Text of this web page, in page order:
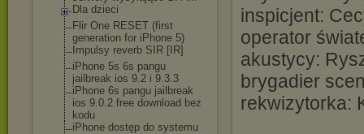
Dla dzieci
Flir One RESET (first
generation for iPhone 5)
Impulsy reverb SIR [IR]
iPhone 5s 6s pangu
jailbreak ios 9.2 i 9.3.3
iPhone 6s pangu jailbreak
ios 9.0.2 free download bez
kodu
iPhone dostęp do systemu
inspicjent:
operator
akustycy:
brygadier
rekwizytorka: